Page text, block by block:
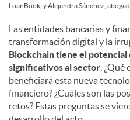
i
d
o
LoanBook, y Alejandra Sánchez,
Las entidades bancarias y
transformación digital y la
Blockchain tiene el potencial
significativos al sector. ¿Qué
beneficiará esta nueva
financiero? ¿Cuáles son las
retos? Estas preguntas se